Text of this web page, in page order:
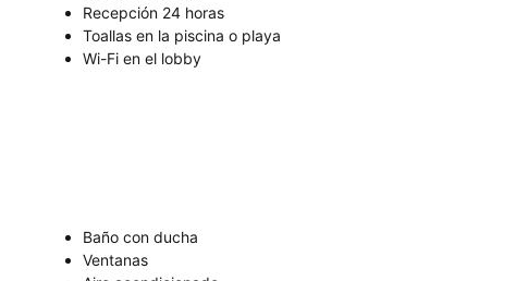
Recepción 24 horas
Toallas en la piscina o playa
Wi-Fi en el lobby
Baño con ducha
Ventanas